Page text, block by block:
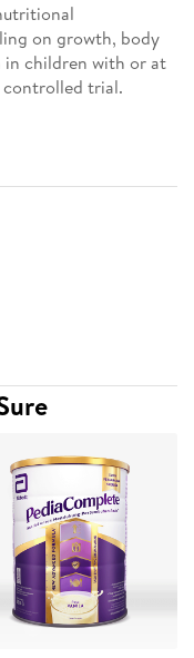
on growth, body
in children with or at
trial.